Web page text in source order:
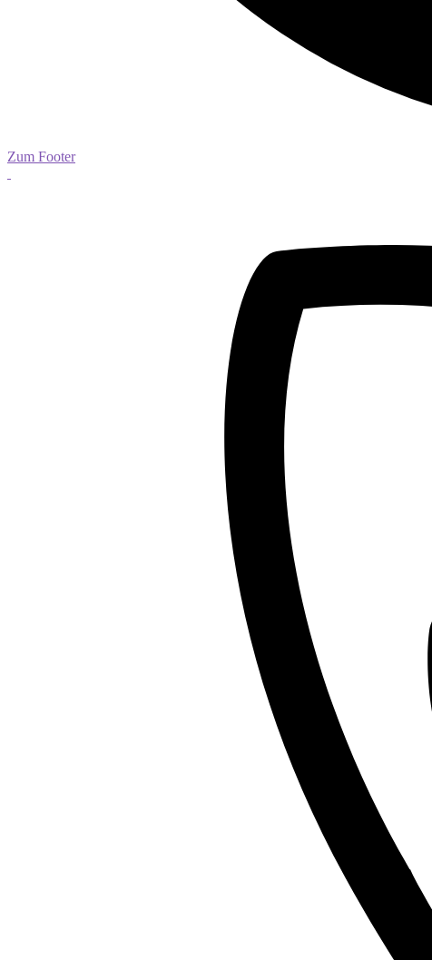
Zum Footer